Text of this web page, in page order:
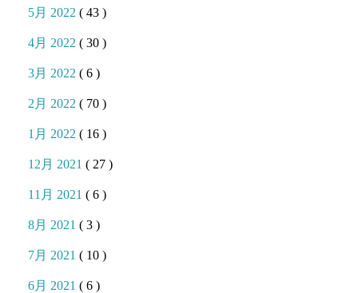
5月 2022( 43 )
4月 2022( 30 )
3月 2022( 6 )
2月 2022( 70 )
1月 2022( 16 )
12月 2021( 27 )
11月 2021( 6 )
8月 2021( 3 )
7月 2021( 10 )
6月 2021( 6 )